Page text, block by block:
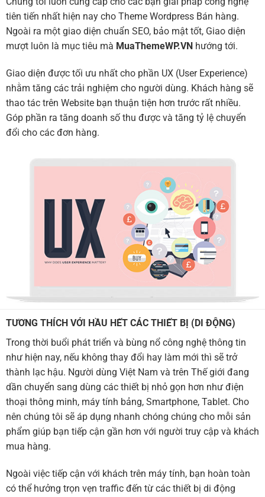
tiên tiến nhất hiện nay cho Theme Wordpress Bán hàng.
Ngoài ra một giao diện chuẩn SEO, bảo mật tốt, Giao diện
mượt luôn là mục tiêu mà MuaThemeWP.VN hướng tới.
Giao diện được tối ưu nhất cho phần UX (User Experience)
nhằm tăng các trải nghiệm cho người dùng. Khách hàng sẽ
thao tác trên Website bạn thuận tiện hơn trước rất nhiều.
Góp phần ra tăng doanh số thu được và tăng tỷ lệ chuyển
đổi cho các đơn hàng.
TƯƠNG THÍCH VỚI HẦU HẾT CÁC THIẾT BỊ (DI ĐỘNG)
Trong thời buổi phát triển và bùng nổ công nghệ thông tin
như hiện nay, nếu không thay đổi hay làm mới thì sẽ trở
thành lạc hậu. Người dùng Việt Nam và trên Thế giới đang
dần chuyển sang dùng các thiết bị nhỏ gọn hơn như điện
thoại thông minh, máy tính bảng, Smartphone, Tablet. Cho
nên chúng tôi sẽ áp dụng nhanh chóng chúng cho mỗi sản
phẩm giúp bạn tiếp cận gần hơn với người truy cập và khách
mua hàng.
Ngoài việc tiếp cận với khách trên máy tính, bạn hoàn toàn
có thể hưởng trọn vẹn traffic đến từ các thiết bị di động